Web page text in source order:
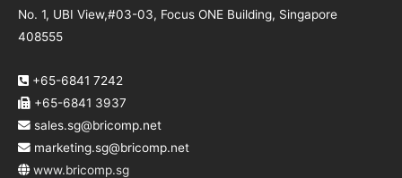
No. 1, UBI View,#03-03, Focus ONE Building, Singapore
408555
+65-6841 7242
+65-6841 3937
sales.sg@bricomp.net
marketing.sg@bricomp.net
www.bricomp.sg